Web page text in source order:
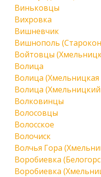
Виньковцы
Вихровка
Вишневчик
Вишнополь
Войтовцы
Волица
Волица (Хмельницкая
Волица
Волковинцы
Волосовцы
Волосское
Волочиск
Волчья Гора
Воробиевка
Воробиевка